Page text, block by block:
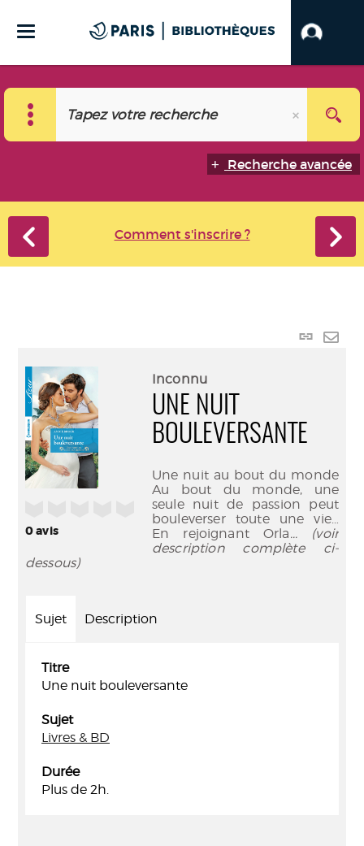
Recherche avancée
Comment s'inscrire ?
Lien
0avis
Inconnu
UNE NUIT
BOULEVERSANTE
Une nuit au bout du monde
Au bout du monde, une
seule nuit de passion peut
bouleverser toute une vie…
En rejoignant Orla... (voir
description complète ci-
dessous)
Sujet Description
Titre
Une nuit bouleversante
Sujet
Livres & BD
Durée
Plus de 2h.